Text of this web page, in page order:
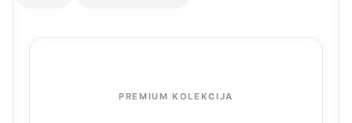
PREMIUM KOLEKCIJA